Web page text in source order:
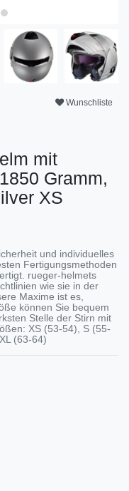
Wunschliste
mit
Gramm,
XS
und individuelles
Fertigungsmethoden
rueger-helmets
wie sie in der
Maxime ist es,
können Sie bequem
Stelle der Stirn mit
XS (53-54), S (55-
(63-64)